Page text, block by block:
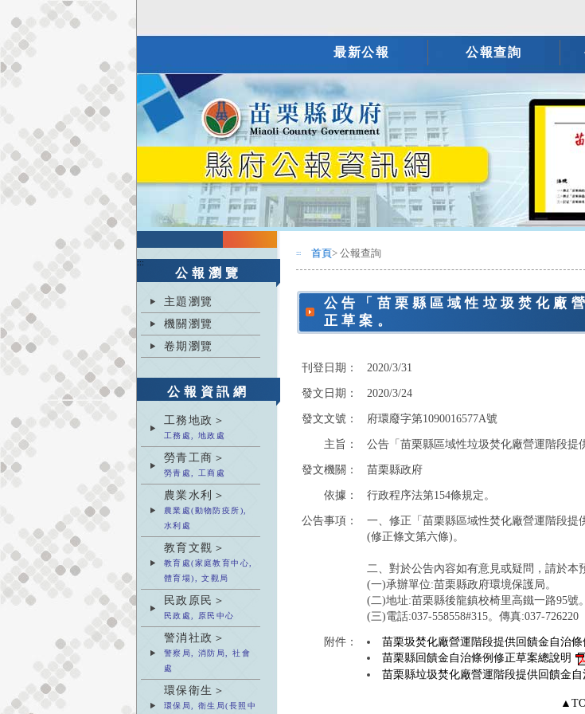
最新公報 公報查詢
:::
公報瀏覽
主題瀏覽
機關瀏覽
卷期瀏覽
公報資訊網
工務地政＞
工務處, 地政處
勞青工商＞
勞青處, 工商處
農業水利＞
農業處(動物防疫所),
水利處
教育文觀＞
教育處(家庭教育中心,
體育場), 文觀局
民政原民＞
民政處, 原民中心
警消社政＞
警察局, 消防局, 社會
處
環保衛生＞
環保局, 衛生局(長照中
::: 首頁> 公報查詢
公告「苗栗縣區域性垃圾焚化廠
正草案。
刊登日期：
2020/3/31
發文日期：
2020/3/24
發文文號：
府環廢字第1090016577A號
主旨：
公告「苗栗縣區域性垃圾焚化廠營運階段提
發文機關：
苗栗縣政府
依據：
行政程序法第154條規定。
公告事項：
一、修正「苗栗縣區域性焚化廠營運階段提
(修正條文第六條)。
二、對於公告內容如有意見或疑問，請於
(一)承辦單位:苗栗縣政府環境保護局。
(二)地址:苗栗縣後龍鎮校椅里高鐵一路95號。
(三)電話:037-558558#315。傳真:037-726220
附件：
苗栗圾焚化廠營運階段提供回饋金自治
苗栗縣回饋金自治條例修正草案總說明
苗栗縣垃圾焚化廠營運階段提供回饋金自